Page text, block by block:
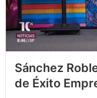
Sánchez
de Éxito